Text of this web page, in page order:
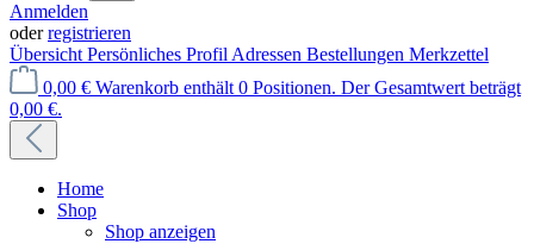
Anmelden
oderregistrieren
Übersicht Persönliches Profil Adressen Bestellungen Merkzettel
0,00 € Warenkorb enthält 0 Positionen. Der Gesamtwert beträgt
0,00 €.
Home
Shop
Shop anzeigen